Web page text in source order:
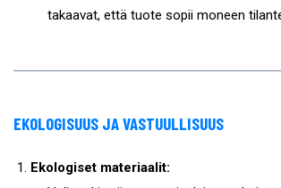
takaavat, että tuote sopii moneen
EKOLOGISUUS JA VASTUULLISUUS
Ekologiset materiaalit: